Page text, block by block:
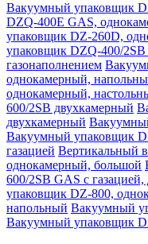
Вакуумный упаковщик
DZQ-400E GAS,
упаковщик DZ-260D,
упаковщик DZQ-400/
газонаполнением
однокамерный,
однокамерный,
600/2SB двухкамерный
двухкамерный
Вакуумный упаковщик
газацией Вертикальный
однокамерный, большой
600/2SB GAS с
упаковщик DZ-800,
напольный Вакуумный
Вакуумный упаковщик